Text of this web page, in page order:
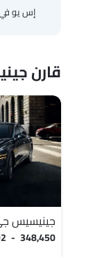
إس يو
قارن
جينيسيس جي
- 348,450